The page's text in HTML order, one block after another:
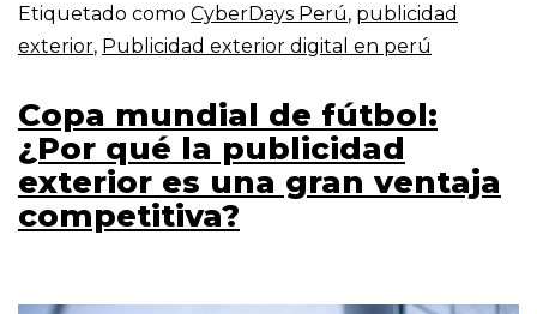
Etiquetado como CyberDays Perú, publicidad
exterior, Publicidad exterior digital en perú
Copa mundial de fútbol:
¿Por qué la publicidad
exterior es una gran ventaja
competitiva?